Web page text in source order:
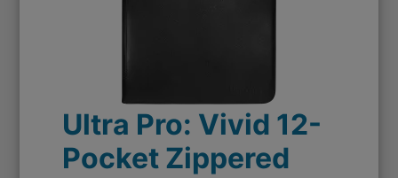
Ultra Pro: Vivid 12-
Pocket Zippered